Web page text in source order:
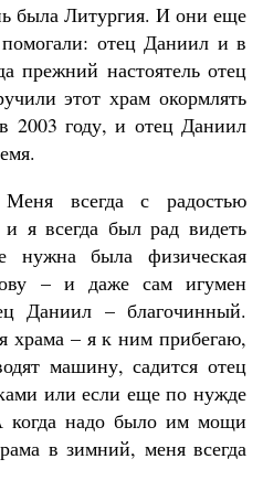
была Литургия. И они еще
отец Даниил и в
прежний настоятель отец
этот храм окормлять
2003 году, и отец Даниил
всегда с радостью
я всегда был рад видеть
нужна была физическая
– и даже сам игумен
Даниил – благочинный.
храма – я к ним прибегаю,
машину, садится отец
или если еще по нужде
когда надо было им мощи
в зимний, меня всегда